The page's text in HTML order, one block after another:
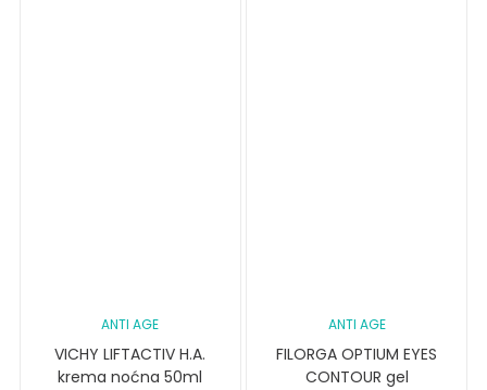
ANTI AGE
VICHY LIFTACTIV H.A.
krema noćna 50ml
ANTI AGE
FILORGA OPTIUM EYES
CONTOUR gel